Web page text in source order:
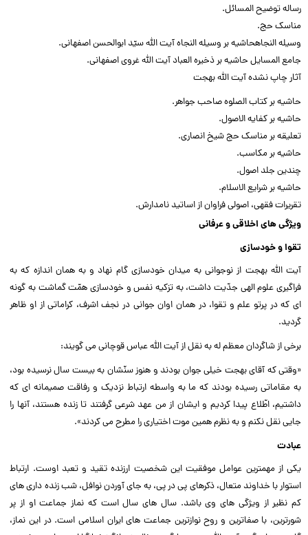
رساله توضیح المسائل.‌‌
مناسک حج.‌‌
وسیله النجاهحاشیه بر وسیله النجاه آیت الله سیّد ابوالحسن اصفهانى.‌‌
جامع المسایل حاشیه بر ذخیره العباد آیت الله غروى اصفهانى.‌‌
آثار چاپ نشده آیت الله بهجت‌‌
حاشیه بر کتاب الصلوه صاحب جواهر.‌‌
حاشیه بر کفایه الاصول.‌‌
تعلیقه بر مناسک حج شیخ انصارى.‌‌
حاشیه بر مکاسب.‌‌
چندین جلد اصول.‌‌
حاشیه بر شرایع الاسلام.‌‌
تقریرات فقهى، اصولى فراوان از اساتید نامدارش.‌‌
ویژگى هاى اخلاقى و عرفانى
تقوا و خودسازى
آیت الله بهجت از نوجوانى به میدان خودسازى گام نهاد و به همان اندازه که به
فراگیرى علوم الهى جدّیت داشت، به تزکیه نفس و خودسازى همّت گماشت به گونه
اى که در پرتو علم و تقوا، در همان اوان جوانى در نجف اشرف، کراماتى از او ظاهر
گردید.‌‌
برخى از شاگردان معظم له به نقل از آیت الله عباس قوچانى مى گویند:‌‌
«وقتى که آقاى بهجت خیلى جوان بودند و هنوز سنّشان به بیست سال نرسیده بود،
به مقاماتى رسیده بودند که ما به واسطه ارتباط نزدیک و رفاقت صمیمانه اى که
داشتیم، اطّلاع پیدا کردیم و ایشان از من عهد شرعى گرفتند تا زنده هستند، آنها را
جایى نقل نکنم و به نظرم همین موت اختیارى را مطرح مى کردند».‌‌
عبادت
یکى از مهمترین عوامل موفقیت این شخصیت ارزنده تقید و تعبد اوست. ارتباط
استوار با خداوند متعال، ذکرهاى پى در پى، به جاى آوردن نوافل، شب زنده دارى هاى
کم نظیر از ویژگى هاى وى باشد. سال هاى سال است که نماز جماعت او از پر
شورترین، با صفاترین و روح نوازترین جماعت هاى ایران اسلامى است. در این نماز،